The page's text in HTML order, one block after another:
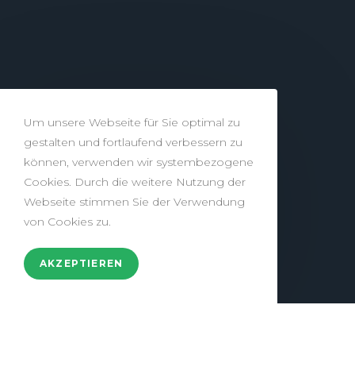
Um unsere Webseite für Sie optimal zu
gestalten und fortlaufend verbessern zu
können, verwenden wir systembezogene
Cookies. Durch die weitere Nutzung der
Webseite stimmen Sie der Verwendung
von Cookies zu.
AKZEPTIEREN